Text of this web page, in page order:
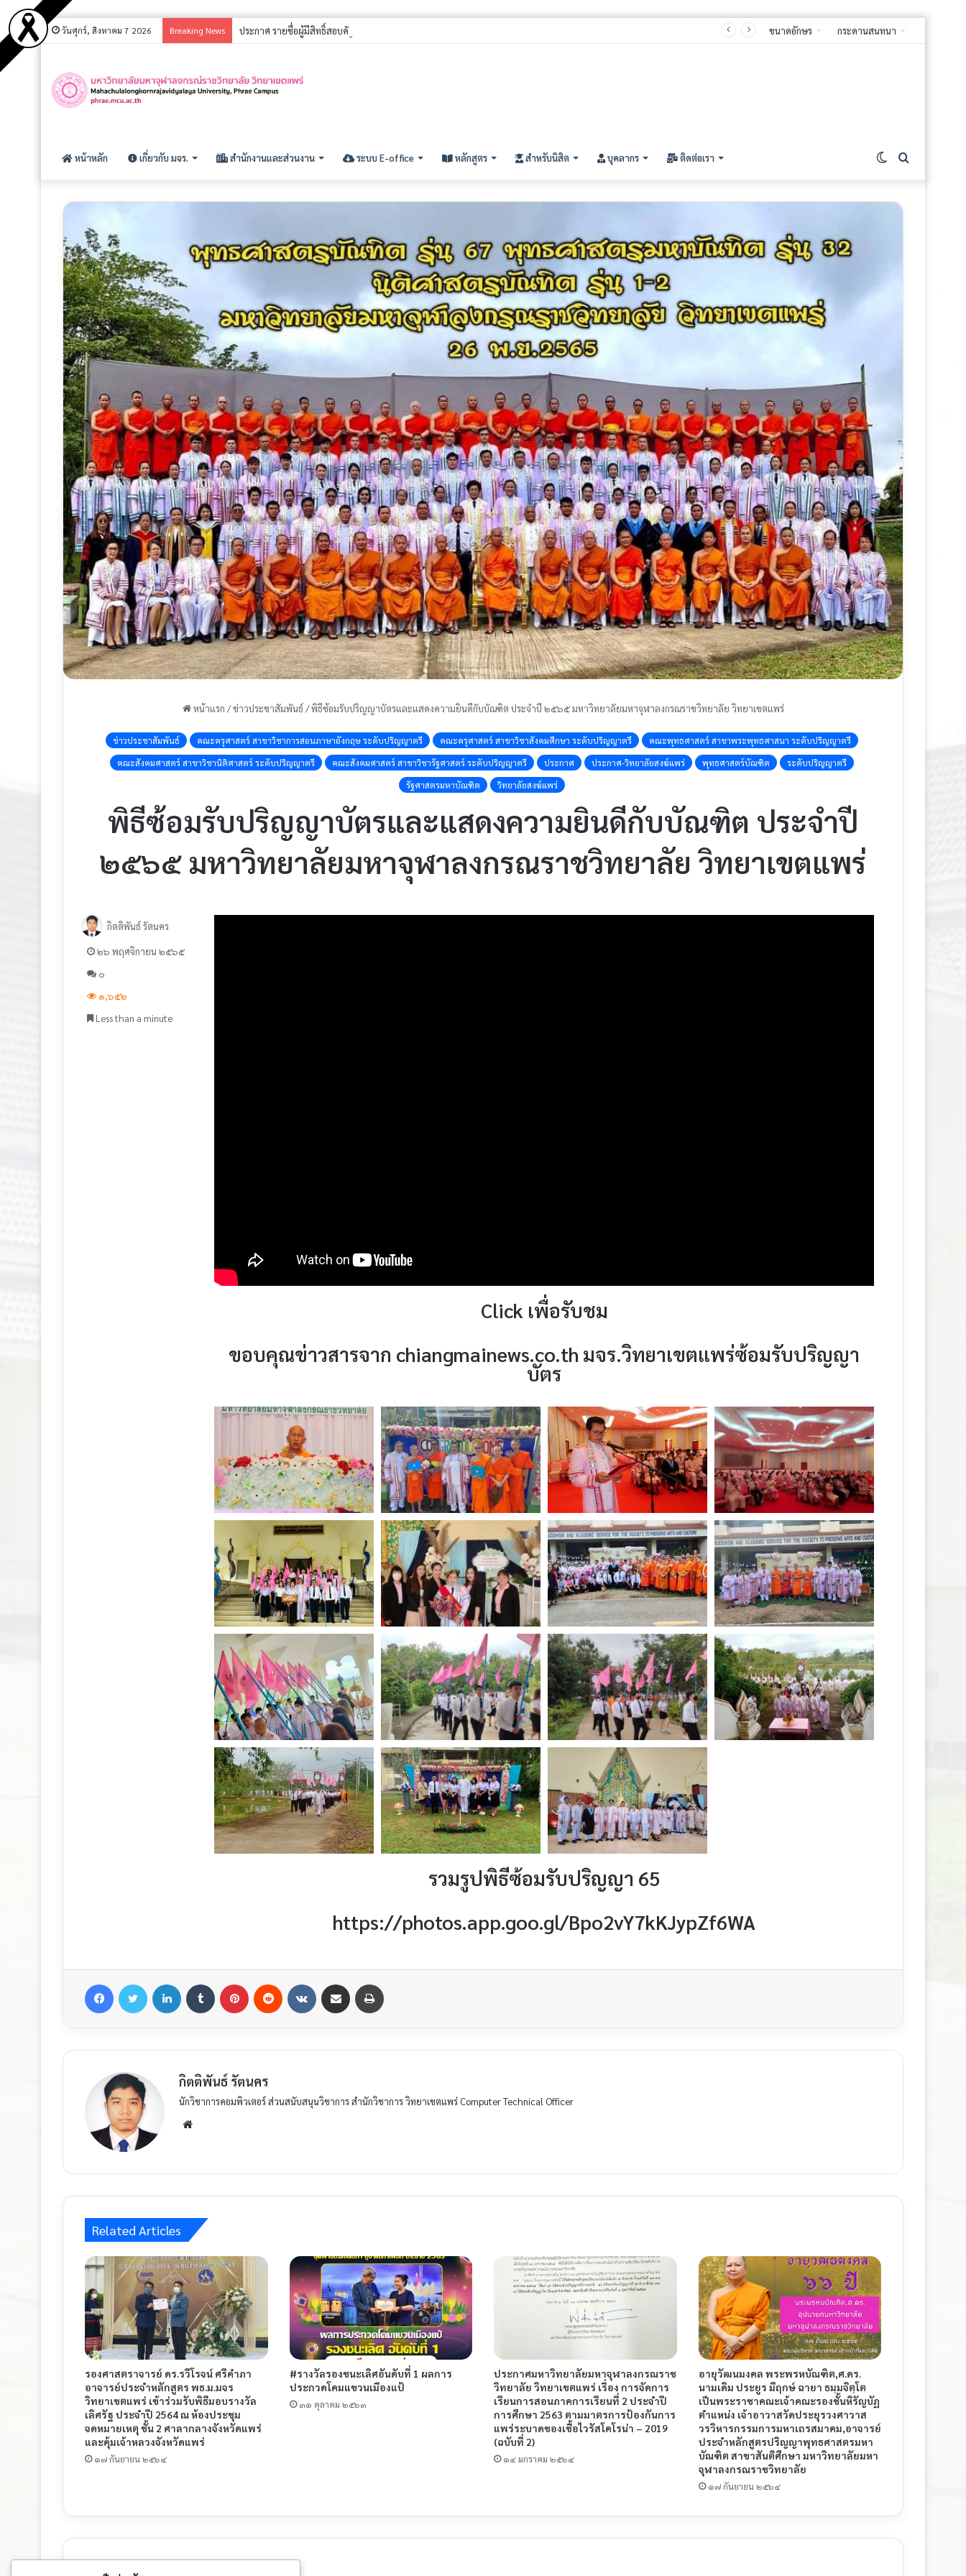
วันศุกร์, สิงหาคม 7 2026 Breaking News ประกาศ รายชื่อผู้มีสิทธิ์สอบคัดเลือกนิสิตใหม่ ประจำปีการศึกษา ๒๕๖๙ (รอบที่ ๓) ระดับปริญญาตรี ขนาดอักษร กระดานสนทนา
หน้าหลัก เกี่ยวกับ มจร. สำนักงานและส่วนงาน ระบบ E-office หลักสูตร สำหรับนิสิต บุคลากร ติดต่อเรา
หน้าแรก / ข่าวประชาสัมพันธ์ / พิธีซ้อมรับปริญญาบัตรและแสดงความยินดีกับบัณฑิต ประจำปี ๒๕๖๕ มหาวิทยาลัยมหาจุฬาลงกรณราชวิทยาลัย วิทยาเขตแพร่
ข่าวประชาสัมพันธ์ คณะครุศาสตร์ สาขาวิชาการสอนภาษาอังกฤษ ระดับปริญญาตรี คณะครุศาสตร์ สาขาวิชาสังคมศึกษา ระดับปริญญาตรี
คณะพุทธศาสตร์ สาขาพระพุทธศาสนา ระดับปริญญาตรี
คณะสังคมศาสตร์ สาขาวิชานิติศาสตร์ ระดับปริญญาตรี
คณะสังคมศาสตร์ สาขาวิชารัฐศาสตร์ ระดับปริญญาตรี ประกาศ ประกาศ-วิทยาลัยสงฆ์แพร่ พุทธศาสตร์บัณฑิต
ระดับปริญญาตรี
รัฐศาสตรมหาบัณฑิต
วิทยาลัยสงฆ์แพร่
พิธีซ้อมรับปริญญาบัตรและแสดงความยินดีกับบัณฑิต ประจำปี
๒๕๖๕ มหาวิทยาลัยมหาจุฬาลงกรณราชวิทยาลัย วิทยาเขตแพร่
Click เพื่อรับชม
ขอบคุณข่าวสารจาก chiangmainews.co.th มจร.วิทยาเขตแพร่ซ้อมรับปริญญา
บัตร
รวมรูปพิธีซ้อมรับปริญญา 65
https://photos.app.goo.gl/Bpo2vY7kKJypZf6WA
กิตติพันธ์ รัตนคร
๒๖ พฤศจิกายน ๒๕๖๕
๐
๑,๖๕๒
Less than a minute
กิตติพันธ์ รัตนคร
นักวิชาการคอมพิวเตอร์ ส่วนสนับสนุนวิชาการ สำนักวิชาการ วิทยาเขตแพร่ Computer Technical Officer
Related Articles
รองศาสตราจารย์ ดร.รวีโรจน์ ศรีคำภา
อาจารย์ประจำหลักสูตร พธ.ม.มจร
วิทยาเขตแพร่ เข้าร่วมรับพิธีมอบรางวัล
เลิศรัฐ ประจำปี 2564 ณ ห้องประชุม
จดหมายเหตุ ชั้น 2 ศาลากลางจังหวัดแพร่
และคุ้มเจ้าหลวงจังหวัดแพร่
๑๗ กันยายน ๒๕๖๔
#รางวัลรองชนะเลิศอันดับที่ 1 ผลการ
ประกวดโคมแขวนเมืองแป้
๓๑ ตุลาคม ๒๕๖๓
ประกาศมหาวิทยาลัยมหาจุฬาลงกรณราช
วิทยาลัย วิทยาเขตแพร่ เรื่อง การจัดการ
เรียนการสอนภาคการเรียนที่ 2 ประจำปี
การศึกษา 2563 ตามมาตรการป้องกันการ
แพร่ระบาดของเชื้อไวรัสโคโรน่า – 2019
(ฉบับที่ 2)
๑๔ มกราคม ๒๕๖๔
อายุวัฒนมงคล พระพรหบัณฑิต,ศ.ดร.
นามเดิม ประยูร มีฤกษ์ ฉายา ธมฺมจิตฺโต
เป็นพระราชาคณะเจ้าคณะรองชั้นหิรัญบัฏ
ตำแหน่ง เจ้าอาวาสวัดประยุรวงศาวาส
วรวิหารกรรมการมหาเถรสมาคม,อาจารย์
ประจำหลักสูตรปริญญาพุทธศาสตรมหา
บัณฑิต สาขาสันติศึกษา มหาวิทยาลัยมหา
จุฬาลงกรณราชวิทยาลัย
๑๗ กันยายน ๒๕๖๔
ใส่ความเห็น